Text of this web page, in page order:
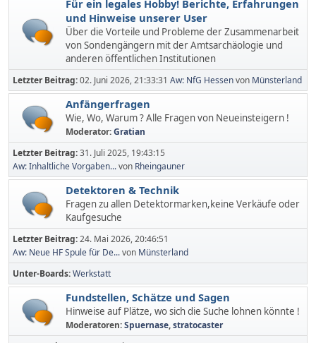
Für ein legales Hobby! Berichte, Erfahrungen
und Hinweise unserer User
Über die Vorteile und Probleme der Zusammenarbeit
von Sondengängern mit der Amtsarchäologie und
anderen öffentlichen Institutionen
Letzter Beitrag:02. Juni 2026, 21:33:31 Aw: NfG Hessenvon Münsterland
Anfängerfragen
Wie, Wo, Warum ? Alle Fragen von Neueinsteigern !
Moderator:Gratian
Letzter Beitrag:31. Juli 2025, 19:43:15
Aw: Inhaltliche Vorgaben...von Rheingauner
Detektoren & Technik
Fragen zu allen Detektormarken,keine Verkäufe oder
Kaufgesuche
Letzter Beitrag:24. Mai 2026, 20:46:51
Aw: Neue HF Spule für De...von Münsterland
Unter-Boards Werkstatt
Fundstellen, Schätze und Sagen
Hinweise auf Plätze, wo sich die Suche lohnen könnte !
Moderatoren:Spuernase,stratocaster